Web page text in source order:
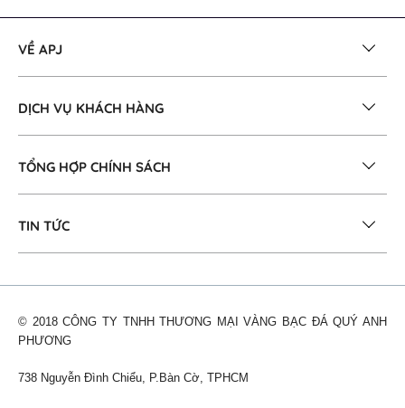
VỀ APJ
DỊCH VỤ KHÁCH HÀNG
TỔNG HỢP CHÍNH SÁCH
TIN TỨC
© 2018 CÔNG TY TNHH THƯƠNG MẠI VÀNG BẠC ĐÁ QUÝ ANH
PHƯƠNG
738 Nguyễn Đình Chiểu, P.Bàn Cờ, TPHCM